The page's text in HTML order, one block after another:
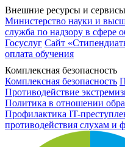
Внешние ресурсы и сервисы
Министерство науки и
служба по надзору в сфере
Госуслуг Сайт
оплата обучения
Комплексная безопасность
Комплексная безопасность
Противодействие
Политика в отношении
Профилактика IT-
противодействия слухам и